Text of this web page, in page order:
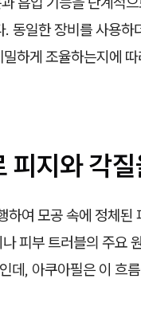
동일한 장비를 사용하
하게 조율하는지에
피지와 각
여 모공 속에 정체된
피부 트러블의 주요
데, 아쿠아필은 이 흐